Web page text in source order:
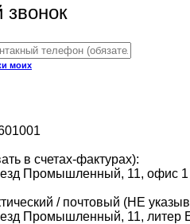
звонок
моих
в счетах-фактурах):
Промышленный, 11, офис 1
/ почтовый (НЕ
Промышленный, 11, литер